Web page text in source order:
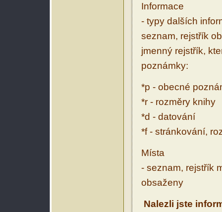
Informace
- typy dalších
seznam, rejstřík
jmenný rejstřík,
poznámky:
*p - obecné
*r - rozměry knihy
*d - datování
*f - stránkování,
Místa
- seznam, rejstřík
obsaženy
Nalezli jste